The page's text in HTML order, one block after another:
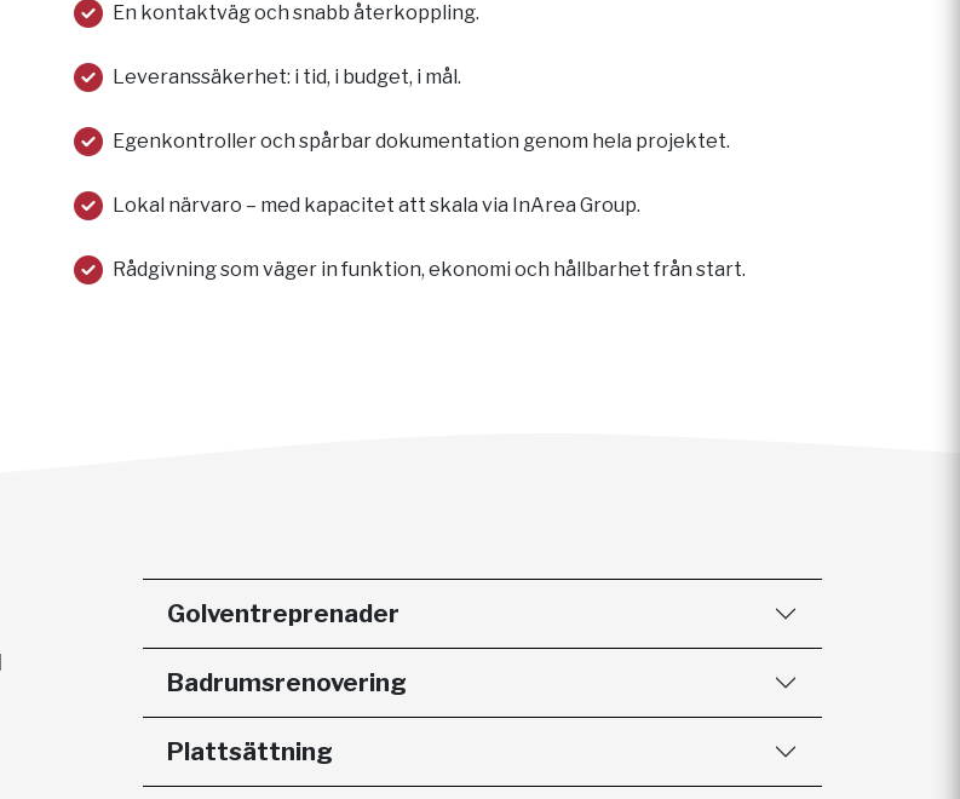
En kontaktväg och snabb återkoppling.
Leveranssäkerhet: i tid, i budget, i mål.
Egenkontroller och spårbar dokumentation genom hela projektet.
Lokal närvaro – med kapacitet att skala via InArea Group.
Rådgivning som väger in funktion, ekonomi och hållbarhet från start.
Golventreprenader
Badrumsrenovering
Plattsättning